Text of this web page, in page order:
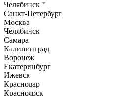
Челябинск
Санкт-Петербург
Москва
Челябинск
Самара
Калининград
Воронеж
Екатеринбург
Ижевск
Краснодар
Красноярск